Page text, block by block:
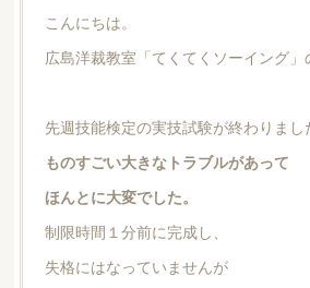
こんにちは。
広島洋裁教室「てくてくソーイング」
先週技能検定の実技試験が終わりまし
ものすごい大きなトラブルがあって
ほんとに大変でした。
制限時間１分前に完成し、
失格にはなっていませんが